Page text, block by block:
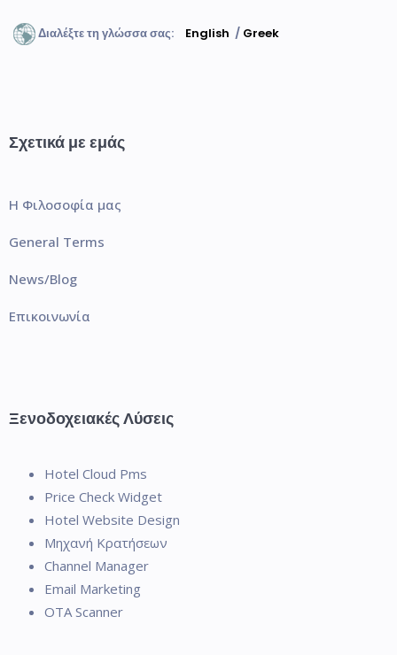
Διαλέξτε τη γλώσσα σας: English / Greek
Σχετικά με εμάς
Η Φιλοσοφία μας
General Terms
News/Blog
Επικοινωνία
Ξενοδοχειακές Λύσεις
Hotel Cloud Pms
Price Check Widget
Hotel Website Design
Μηχανή Κρατήσεων
Channel Manager
Email Marketing
OTA Scanner